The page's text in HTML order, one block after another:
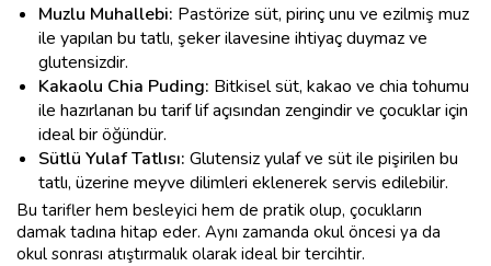
Muzlu Muhallebi: Pastörize süt, pirinç unu ve ezilmiş muz
ile yapılan bu tatlı, şeker ilavesine ihtiyaç duymaz ve
glutensizdir.
Kakaolu Chia Puding: Bitkisel süt, kakao ve chia tohumu
ile hazırlanan bu tarif lif açısından zengindir ve çocuklar için
ideal bir öğündür.
Sütlü Yulaf Tatlısı: Glutensiz yulaf ve süt ile pişirilen bu
tatlı, üzerine meyve dilimleri eklenerek servis edilebilir.
Bu tarifler hem besleyici hem de pratik olup, çocukların
damak tadına hitap eder. Aynı zamanda okul öncesi ya da
okul sonrası atıştırmalık olarak ideal bir tercihtir.